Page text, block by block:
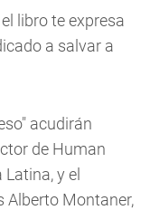
libro te expresa
a salvar a
acudirán
de Human
y el
Alberto Montaner,